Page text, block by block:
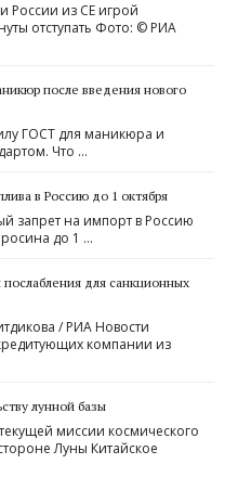
России из СЕ игрой
отступать Фото: © РИА
после введения нового
ГОСТ для маникюра и
Что …
в Россию до 1 октября
запрет на импорт в Россию
до 1 …
для санкционных
/ РИА Новости
компании из
лунной базы
миссии космического
Луны Китайское